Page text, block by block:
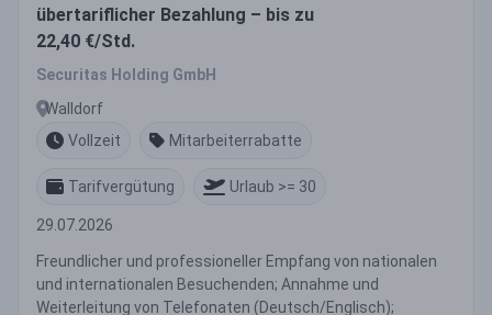
übertariflicher Bezahlung – bis zu
22,40 €/Std.
Securitas Holding GmbH
Walldorf
Vollzeit
Mitarbeiterrabatte
Tarifvergütung Urlaub >= 30
29.07.2026
Freundlicher und professioneller Empfang von nationalen
und internationalen Besuchenden; Annahme und
Weiterleitung von Telefonaten (Deutsch/Englisch);